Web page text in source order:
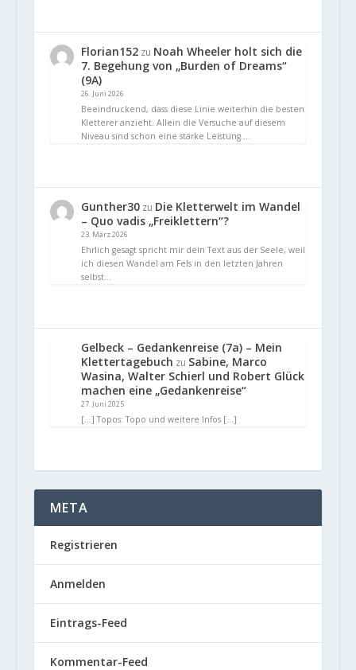
Florian152zu Noah Wheeler holt sich die
7. Begehung von „Burden of Dreams“
(9A)
26. Juni 2026
Beeindruckend, dass diese Linie weiterhin die besten
Kletterer anzieht. Allein die Versuche auf diesem
Niveau sind schon eine starke Leistung.…
Gunther30zu Die Kletterwelt im Wandel
– Quo vadis „Freiklettern“?
23. März 2026
Ehrlich gesagt spricht mir dein Text aus der Seele, weil
ich diesen Wandel am Fels in den letzten Jahren
selbst…
Gelbeck – Gedankenreise (7a) – Mein
Klettertagebuch zu Sabine, Marco
Wasina, Walter Schierl und Robert Glück
machen eine „Gedankenreise“
27. Juni 2025
[…] Topos: Topo und weitere Infos […]
META
Registrieren
Anmelden
Eintrags-Feed
Kommentar-Feed